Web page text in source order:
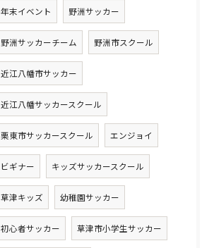
年末イベント 野洲サッカー
野洲サッカーチーム 野洲市スクール
近江八幡市サッカー
近江八幡サッカースクール
栗東市サッカースクール エンジョイ
ビギナー キッズサッカースクール
草津キッズ 幼稚園サッカー
初心者サッカー 草津市小学生サッカー